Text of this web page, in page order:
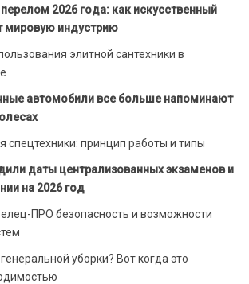
2026 года: как искусственный
мировую индустрию
элитной сантехники в
автомобили все больше напоминают
спецтехники: принцип работы и типы
даты централизованных экзаменов и
на 2026 год
ПРО безопасность и возможности
уборки? Вот когда это